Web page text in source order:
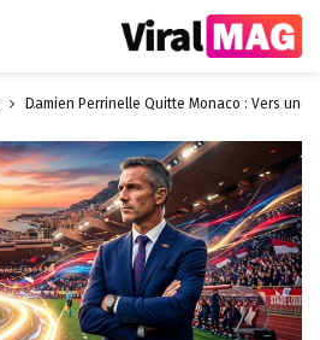
Damien Perrinelle Quitte Monaco : Vers une